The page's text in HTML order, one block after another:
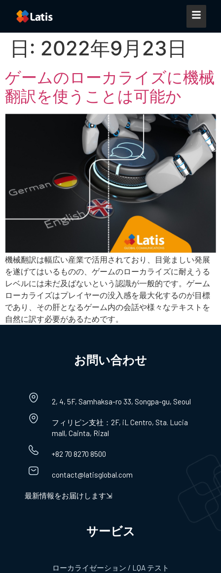
日: 2022年9月23日
ゲームのローカライズに機械
翻訳を使うことは可能か
機械翻訳は幅広い産業で活用されており、目覚ましい発展
を遂げてはいるものの、ゲームのローカライズに耐えうる
レベルには未だ及ばないという認識が一般的です。ゲーム
ローカライズはプレイヤーの没入感を最大化するのが目標
であり、その肝となるゲーム内の会話や様々なテキストを
自然に訳す必要があるためです。
お問い合わせ​
2, 4, 5F, Samhaksa-ro 33, Songpa-gu, Seoul
フィリピン支社：2F, iL Centro, Sta. Lucia
mall, Cainta, Rizal
+82 70 8270 8500
contact@latisglobal.com
最新情報をお届けします⇲
サービス​
ローカライゼーション / LQA テスト